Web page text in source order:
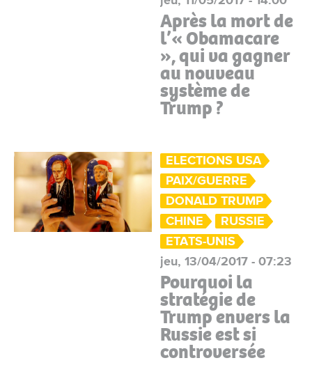
Après la mort de
l’« Obamacare
», qui va gagner
au nouveau
système de
Trump ?
ELECTIONS USA
PAIX/GUERRE
DONALD TRUMP
CHINE
RUSSIE
ETATS-UNIS
jeu, 13/04/2017 - 07:23
Pourquoi la
stratégie de
Trump envers la
Russie est si
controversée